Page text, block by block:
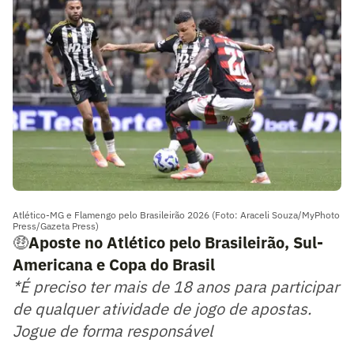
Atlético-MG e Flamengo pelo Brasileirão 2026 (Foto: Araceli Souza/MyPhoto
Press/Gazeta Press)
🤑Aposte no Atlético pelo Brasileirão, Sul-
Americana e Copa do Brasil
*É preciso ter mais de 18 anos para participar
de qualquer atividade de jogo de apostas.
Jogue de forma responsável